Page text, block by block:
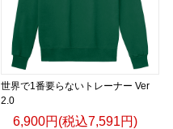
世界で1番要らないトレーナー Ver
2.0
6,900円(税込7,591円)